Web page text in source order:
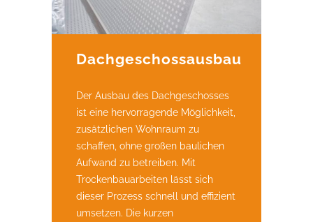
Dachgeschossausbau
Der Ausbau des Dachgeschosses
ist eine hervorragende Möglichkeit,
zusätzlichen Wohnraum zu
schaffen, ohne großen baulichen
Aufwand zu betreiben. Mit
Trockenbauarbeiten lässt sich
dieser Prozess schnell und effizient
umsetzen. Die kurzen